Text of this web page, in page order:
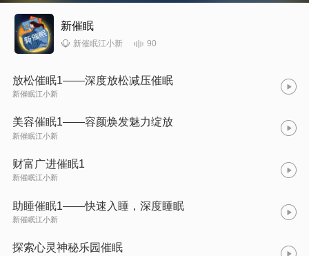
新催眠
新催眠江小新 90
放松催眠1——深度放松减压催眠
新催眠江小新
美容催眠1——容颜焕发魅力绽放
新催眠江小新
财富广进催眠1
新催眠江小新
助睡催眠1——快速入睡，深度睡眠
新催眠江小新
探索心灵神秘乐园催眠